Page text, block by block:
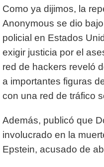
Como ya dijimos, la
Anonymous se dio
policial en Estados
exigir justicia por el
red de hackers reveló
a importantes figuras
con una red de tráfico
Además, publicó que
involucrado en la
Epstein, acusado de